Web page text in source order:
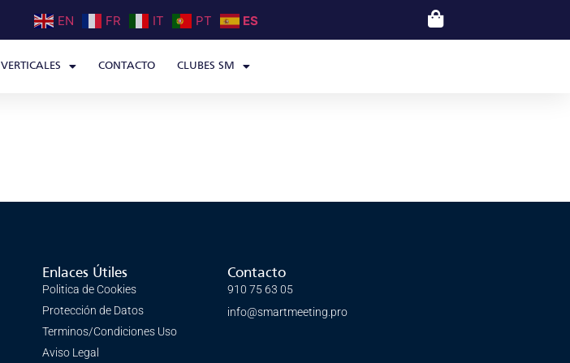
EN FR IT PT ES
VERTICALES CONTACTO CLUBES SM
Enlaces Útiles
Politica de Cookies
Protección de Datos
Terminos/Condiciones Uso
Aviso Legal
Contacto
910 75 63 05
info@smartmeeting.pro